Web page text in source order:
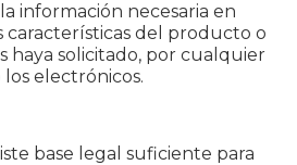
información necesaria en
características del producto o
haya solicitado, por cualquier
electrónicos.
base legal suficiente para